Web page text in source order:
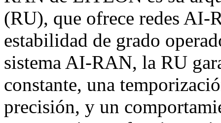
(RU), que ofrece redes AI-
estabilidad de grado
sistema AI-RAN, la RU
constante, una
precisión, y un